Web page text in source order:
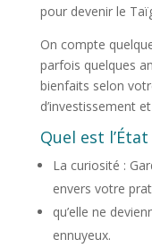
pour devenir le
On compte
parfois quelques
bienfaits selon
d’investissement
Quel est
La curiosité :
envers votre
qu’elle ne
ennuyeux.